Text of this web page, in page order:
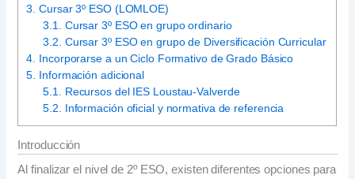
3. Cursar 3º ESO (LOMLOE)
3.1. Cursar 3º ESO en grupo ordinario
3.2. Cursar 3º ESO en grupo de Diversificación Curricular
4. Incorporarse a un Ciclo Formativo de Grado Básico
5. Información adicional
5.1. Recursos del IES Loustau-Valverde
5.2. Información oficial y normativa de referencia
Introducción
Al finalizar el nivel de 2º ESO, existen diferentes opciones para